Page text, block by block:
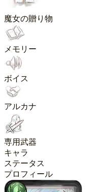
魔女の贈り物
メモリー
ボイス
アルカナ
専用武器
キャラ
ステータス
プロフィール